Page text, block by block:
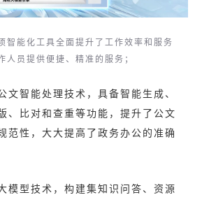
智能化工具全面提升了工作效率和服务
人员提供便捷、精准的服务；
文智能处理技术，具备智能生成、
、比对和查重等功能，提升了公文
范性，大大提高了政务办公的准确
模型技术，构建集知识问答、资源